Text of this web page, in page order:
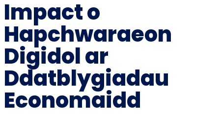
Impact o
Hapchwaraeon
Digidol ar
Ddatblygiadau
Economaidd